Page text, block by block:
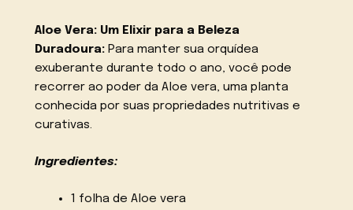
Aloe Vera: Um Elixir para a Beleza
Duradoura: Para manter sua orquídea
exuberante durante todo o ano, você pode
recorrer ao poder da Aloe vera, uma planta
conhecida por suas propriedades nutritivas e
curativas.
Ingredientes:
1 folha de Aloe vera